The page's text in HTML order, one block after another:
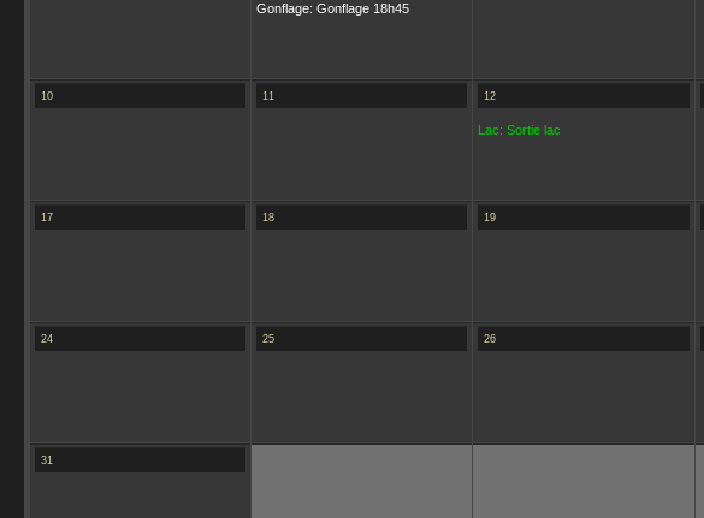
Gonflage: Gonflage 18h45
10 11 12
Lac: Sortie lac
17 18 19
24 25 26
31